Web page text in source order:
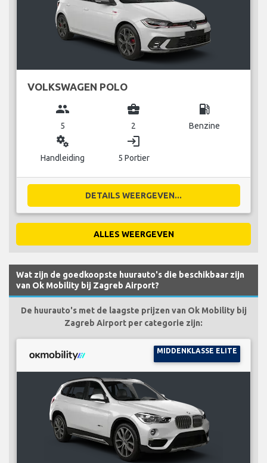
VOLKSWAGEN POLO
group
5
business_center
2
local_gas_station
Benzine
miscellaneous_services
Handleiding
login
5 Portier
DETAILS WEERGEVEN...
ALLES WEERGEVEN
Wat zijn de goedkoopste huurauto's die beschikbaar zijn
van Ok Mobility bij Zagreb Airport?
De huurauto's met de laagste prijzen van Ok Mobility bij
Zagreb Airport per categorie zijn:
MIDDENKLASSE ELITE